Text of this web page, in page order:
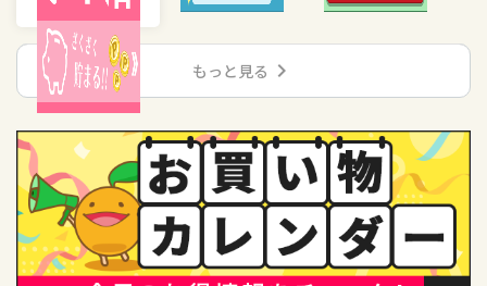
もっと見る chevron_right